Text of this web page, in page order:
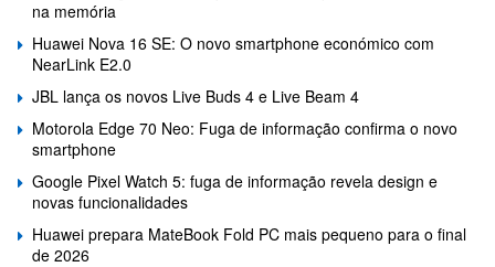
na memória
Huawei Nova 16 SE: O novo smartphone económico com
NearLink E2.0
JBL lança os novos Live Buds 4 e Live Beam 4
Motorola Edge 70 Neo: Fuga de informação confirma o novo
smartphone
Google Pixel Watch 5: fuga de informação revela design e
novas funcionalidades
Huawei prepara MateBook Fold PC mais pequeno para o final
de 2026